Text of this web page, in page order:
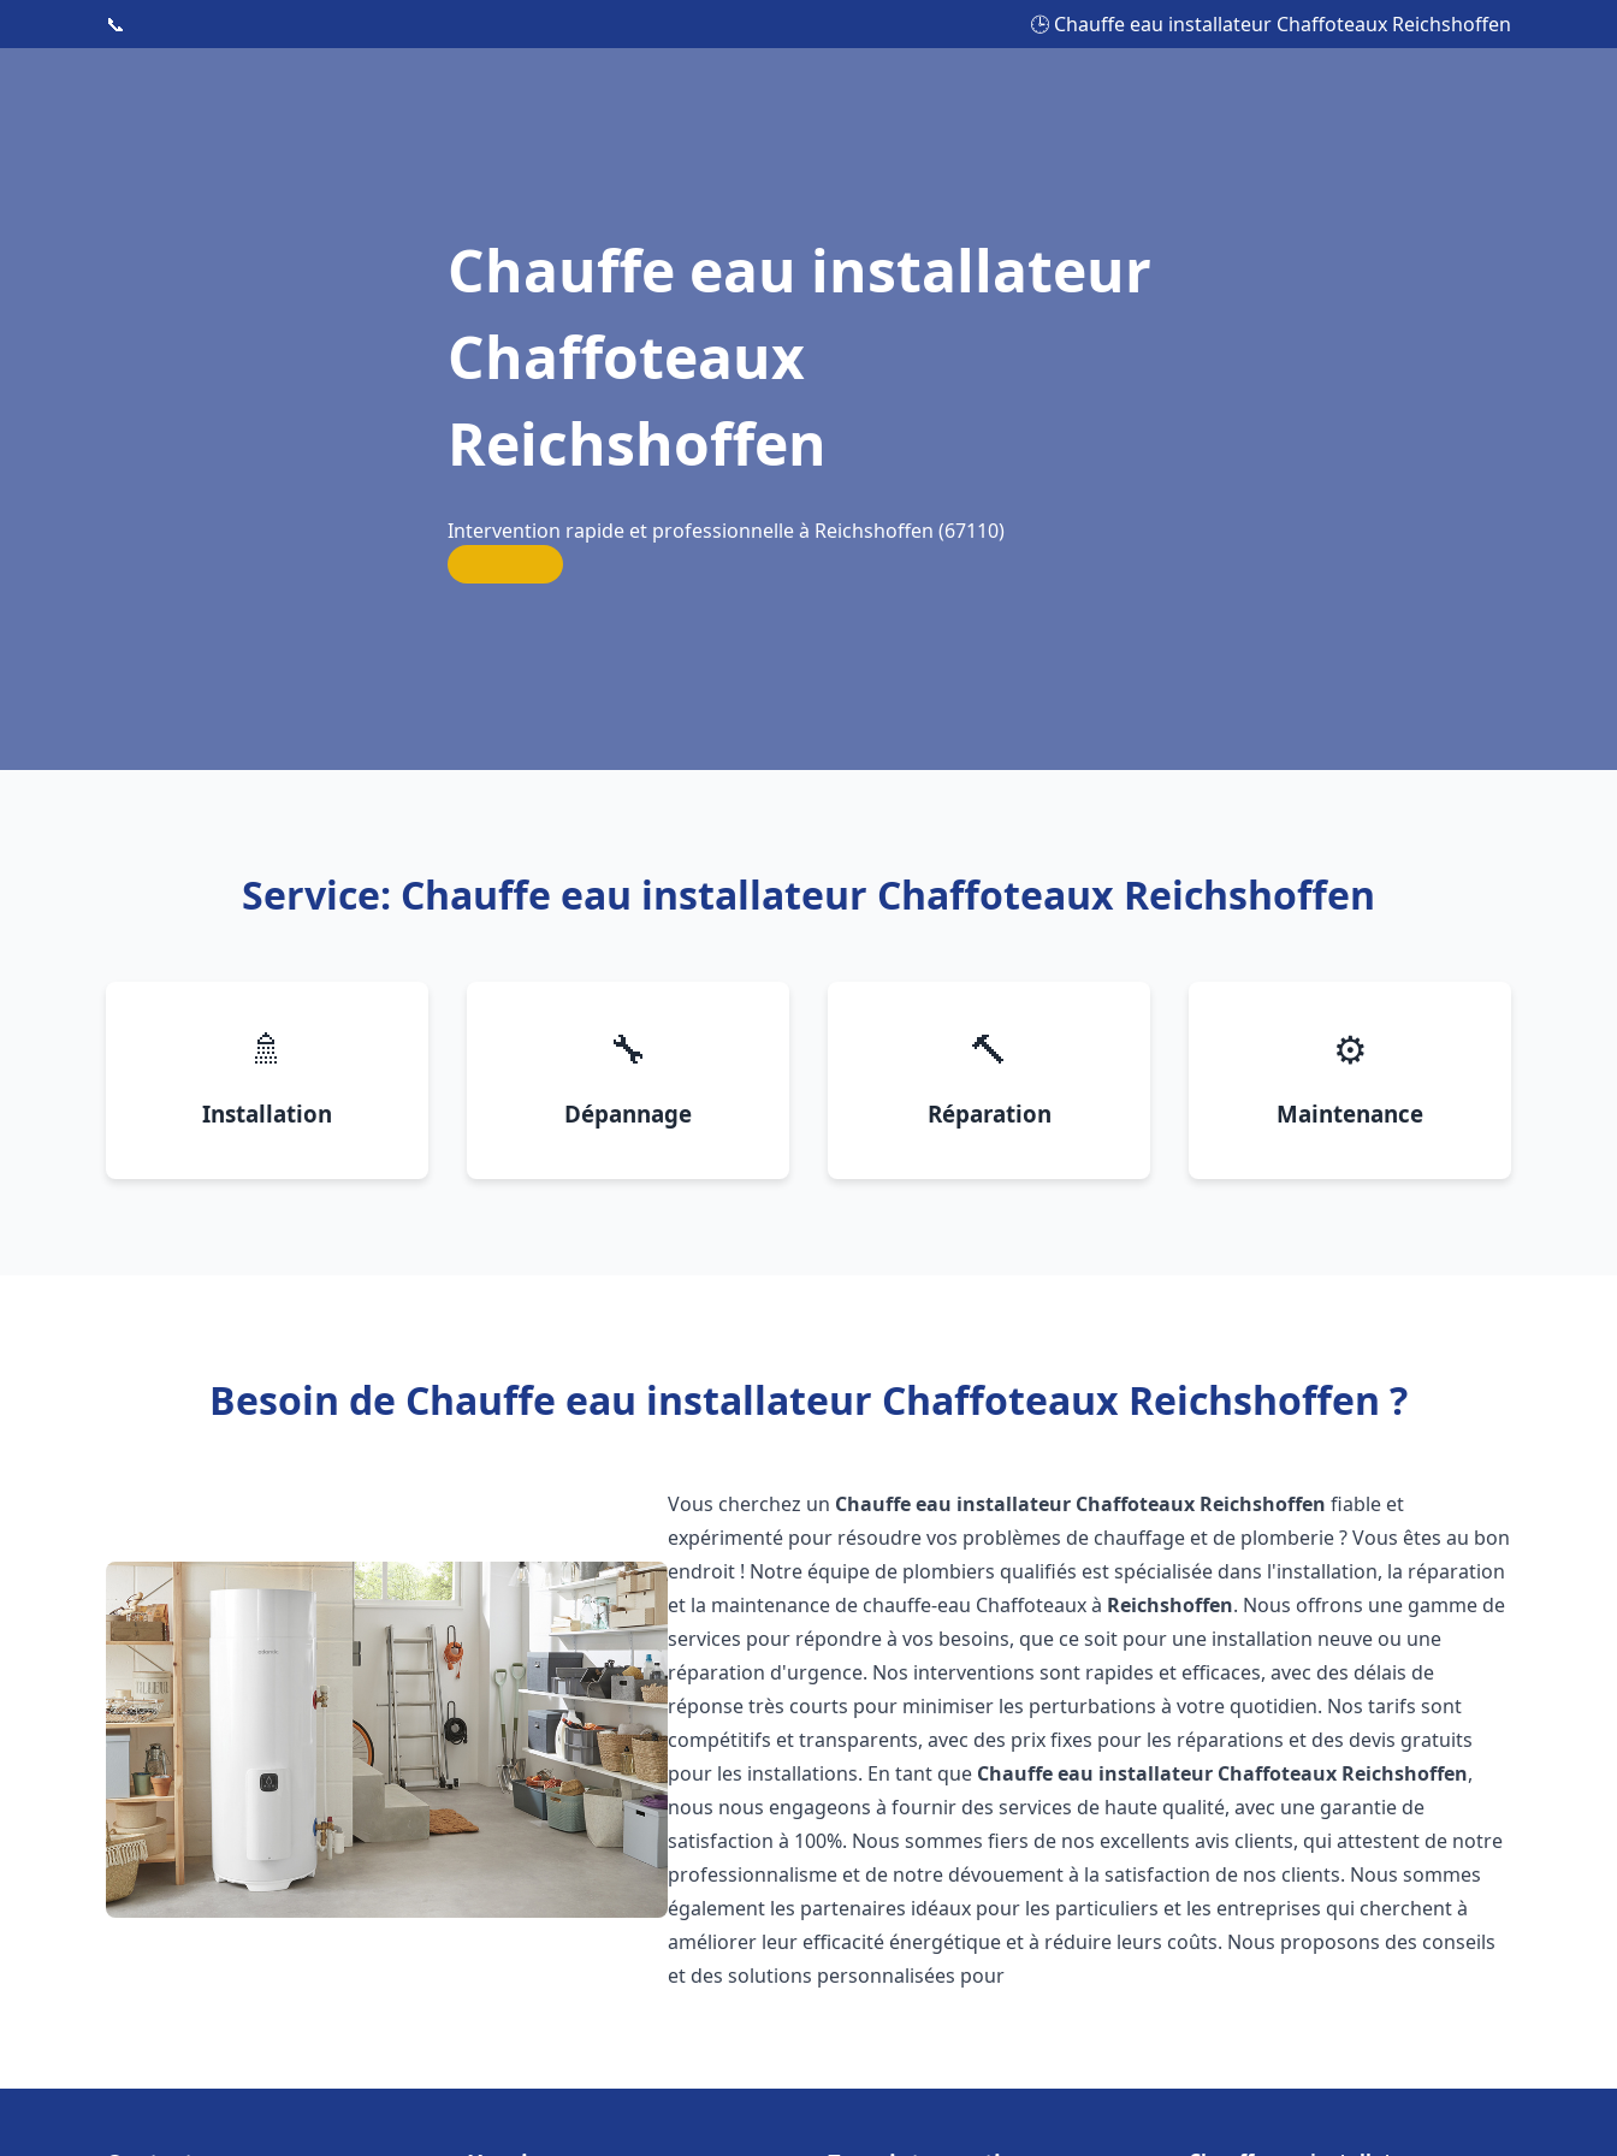
📞 🕒 Chauffe eau installateur Chaffoteaux Reichshoffen
Chauffe eau installateur
Chaffoteaux
Reichshoffen
Intervention rapide et professionnelle à Reichshoffen (67110)
Service: Chauffe eau installateur Chaffoteaux Reichshoffen
🚿
Installation
🔧
Dépannage
🔨
Réparation
⚙️
Maintenance
Besoin de Chauffe eau installateur Chaffoteaux Reichshoffen ?
Vous cherchez un Chauffe eau installateur Chaffoteaux Reichshoffen fiable et
expérimenté pour résoudre vos problèmes de chauffage et de plomberie ? Vous êtes au bon
endroit ! Notre équipe de plombiers qualifiés est spécialisée dans l'installation, la réparation
et la maintenance de chauffe-eau Chaffoteaux à Reichshoffen. Nous offrons une gamme de
services pour répondre à vos besoins, que ce soit pour une installation neuve ou une
réparation d'urgence. Nos interventions sont rapides et efficaces, avec des délais de
réponse très courts pour minimiser les perturbations à votre quotidien. Nos tarifs sont
compétitifs et transparents, avec des prix fixes pour les réparations et des devis gratuits
pour les installations. En tant que Chauffe eau installateur Chaffoteaux Reichshoffen,
nous nous engageons à fournir des services de haute qualité, avec une garantie de
satisfaction à 100%. Nous sommes fiers de nos excellents avis clients, qui attestent de notre
professionnalisme et de notre dévouement à la satisfaction de nos clients. Nous sommes
également les partenaires idéaux pour les particuliers et les entreprises qui cherchent à
améliorer leur efficacité énergétique et à réduire leurs coûts. Nous proposons des conseils
et des solutions personnalisées pour